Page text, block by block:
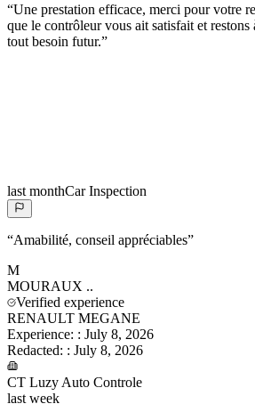
“Une prestation efficace, merci pour votre
que le contrôleur vous ait satisfait et
tout besoin futur.”
last monthCar Inspection
“Amabilité, conseil appréciables”
M
MOURAUX ..
Verified experience
RENAULT MEGANE
Experience: : July 8, 2026
Redacted: : July 8, 2026
CT Luzy Auto Controle
last week